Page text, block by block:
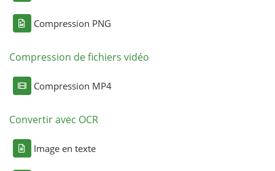
Compression PNG
Compression de fichiers vidéo
Compression MP4
Convertir avec OCR
Image en texte